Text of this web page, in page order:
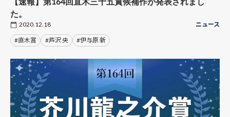
た。
2020.12.18 ニュース
#直木賞 #芦沢 央 #伊与原 新